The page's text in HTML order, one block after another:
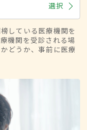
選択
している医療機関を
機関を受診される場
どうか、事前に医療